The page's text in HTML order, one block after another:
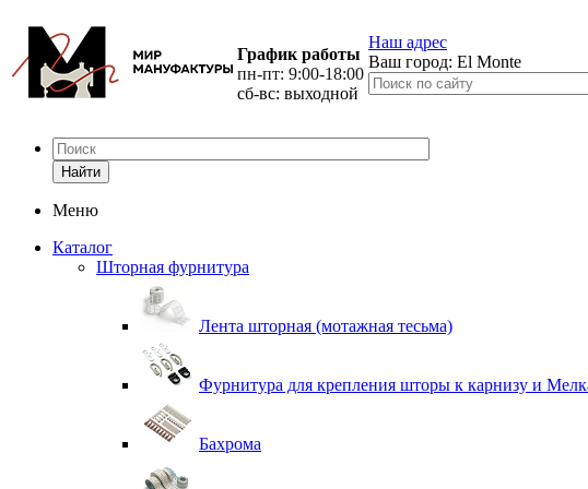
График работы
пн-пт: 9:00-18:00
сб-вс: выходной
Наш адрес
Ваш город: El Monte
Найти
Меню
Каталог
Шторная фурнитура
Лента шторная (мотажная тесьма)
Фурнитура для крепления шторы к карнизу и
Бахрома